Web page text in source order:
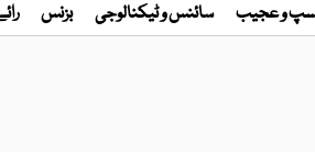
و عجیب سائنس و ٹیکنالوجی بزنس